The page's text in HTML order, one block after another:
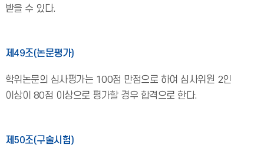
받을 수 있다.
제49조(논문평가)
학위논문의 심사평가는 100점 만점으로 하여 심사위원 2인
이상이 80점 이상으로 평가할 경우 합격으로 한다.
제50조(구술시험)